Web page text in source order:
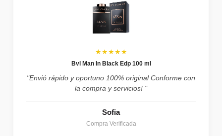
★★★★★
Bvl Man In Black Edp 100 ml
"Envió rápido y oportuno 100% original Conforme con
la compra y servicios! "
Sofia
Compra Verificada